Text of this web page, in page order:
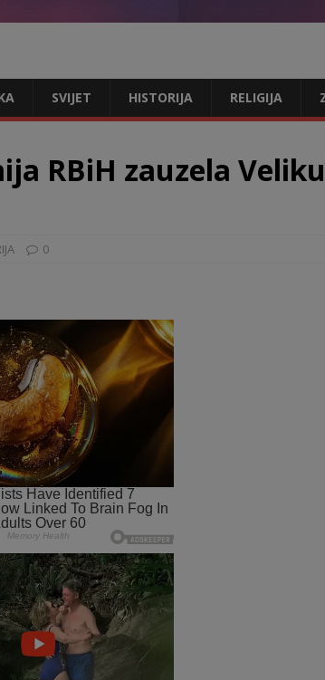
SVIJET HISTORIJA RELIGIJA
RBiH zauzela Veliku
0